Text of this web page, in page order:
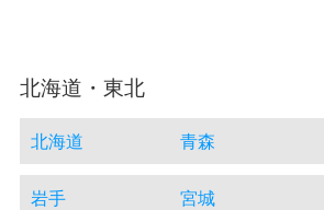
北海道・東北
北海道 青森
岩手 宮城